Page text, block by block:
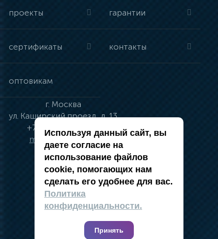
проекты гарантии
сертификаты контакты
оптовикам
г. Москва
ул. Каширский проезд, д. 13
+7 (495) 134-41-83
moskva@vincci.ru
политика в отношении обработки
персональных данных
публичная оферта
карта сайта
Используя данный сайт, вы
даете согласие на
использование файлов
cookie, помогающих нам
сделать его удобнее для вас.
Политика
конфиденциальности.
Принять